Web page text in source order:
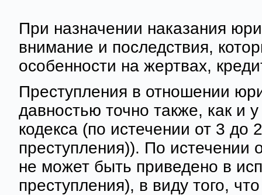
При назначении наказания
внимание и последствия,
особенности на жертвах,
Преступления в отношении
давностью точно также, как и
кодекса (по истечении от 3 до
преступления)). По истечении
не может быть приведено в
преступления), в виду того,